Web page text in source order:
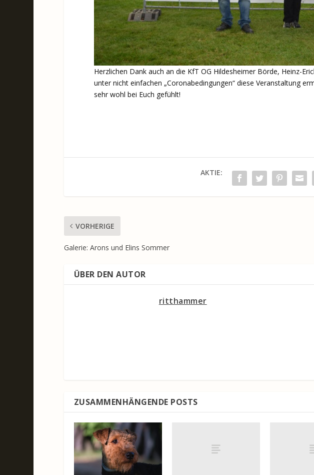
Herzlichen Dank auch an die KfT OG Hildesheimer Börde, Heinz-
unter nicht einfachen „Coronabedingungen“ diese Veranstaltung
sehr wohl bei Euch gefühlt!
AKTIE:
VORHERIGE
Galerie: Arons und Elins Sommer
ÜBER DEN AUTOR
ritthammer
ZUSAMMENHÄNGENDE POSTS